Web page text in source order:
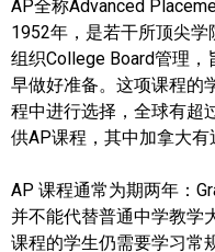
AP全称Advanced
1952年，是若干所顶尖学
组织College Board管理
早做好准备。这项课程的
程中进行选择，全球有超
供AP课程，其中加拿大有
AP 课程通常为期两年：
并不能代替普通中学教学
课程的学生仍需要学习常